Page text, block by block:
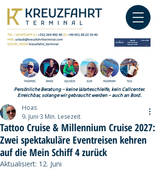
Persönliche Beratung – keine Warteschleife, kein Callcenter.
Erreichbar, solange wir gebraucht werden – auch an Bord.
Tattoo Cruise & Millennium Cruise 2027:
Zwei spektakuläre Eventreisen kehren
auf die Mein Schiff 4 zurück
Hoas
9. Juni 3 Min. Lesezeit
Aktualisiert: 12. Juni